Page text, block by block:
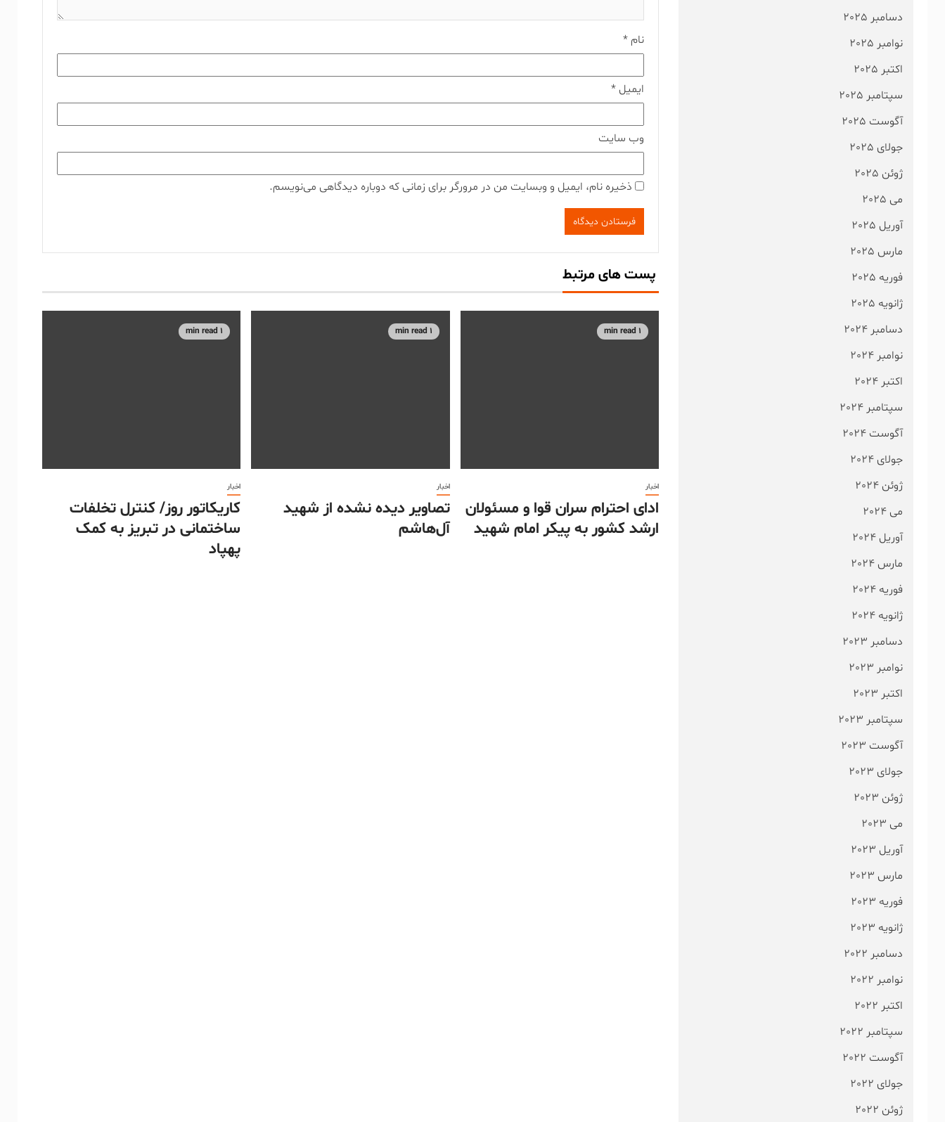
نام *
ایمیل *
وب‌ سایت
ذخیره نام، ایمیل و وبسایت من در مرورگر برای زمانی که دوباره دیدگاهی می‌نویسم.
پست های مرتبط
1 min read
اخبار
ادای احترام سران قوا و مسئولان
ارشد کشور به پیکر امام شهید
1 min read
اخبار
تصاویر دیده نشده از شهید
آل‌هاشم
1 min read
اخبار
کاریکاتور روز/ کنترل تخلفات
ساختمانی در تبریز به کمک
پهپاد
دسامبر 2025
نوامبر 2025
اکتبر 2025
سپتامبر 2025
آگوست 2025
جولای 2025
ژوئن 2025
می 2025
آوریل 2025
مارس 2025
فوریه 2025
ژانویه 2025
دسامبر 2024
نوامبر 2024
اکتبر 2024
سپتامبر 2024
آگوست 2024
جولای 2024
ژوئن 2024
می 2024
آوریل 2024
مارس 2024
فوریه 2024
ژانویه 2024
دسامبر 2023
نوامبر 2023
اکتبر 2023
سپتامبر 2023
آگوست 2023
جولای 2023
ژوئن 2023
می 2023
آوریل 2023
مارس 2023
فوریه 2023
ژانویه 2023
دسامبر 2022
نوامبر 2022
اکتبر 2022
سپتامبر 2022
آگوست 2022
جولای 2022
ژوئن 2022